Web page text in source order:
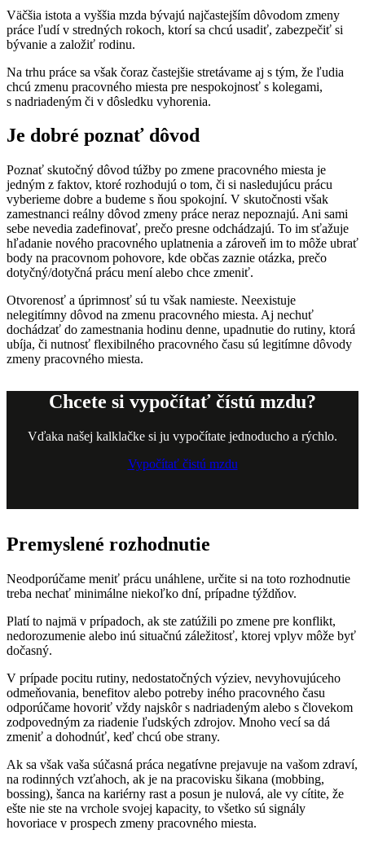
Väčšia istota a vyššia mzda bývajú najčastejším dôvodom zmeny
práce ľudí v stredných rokoch, ktorí sa chcú usadiť, zabezpečiť si
bývanie a založiť rodinu.
Na trhu práce sa však čoraz častejšie stretávame aj s tým, že ľudia
chcú zmenu pracovného miesta pre nespokojnosť s kolegami,
s nadriadeným či v dôsledku vyhorenia.
Je dobré poznať dôvod
Poznať skutočný dôvod túžby po zmene pracovného miesta je
jedným z faktov, ktoré rozhodujú o tom, či si nasledujúcu prácu
vyberieme dobre a budeme s ňou spokojní. V skutočnosti však
zamestnanci reálny dôvod zmeny práce neraz nepoznajú. Ani sami
sebe nevedia zadefinovať, prečo presne odchádzajú. To im sťažuje
hľadanie nového pracovného uplatnenia a zároveň im to môže ubrať
body na pracovnom pohovore, kde občas zaznie otázka, prečo
dotyčný/dotyčná prácu mení alebo chce zmeniť.
Otvorenosť a úprimnosť sú tu však namieste. Neexistuje
nelegitímny dôvod na zmenu pracovného miesta. Aj nechuť
dochádzať do zamestnania hodinu denne, upadnutie do rutiny, ktorá
ubíja, či nutnosť flexibilného pracovného času sú legitímne dôvody
zmeny pracovného miesta.
Chcete si vypočítať čístú mzdu?
Vďaka našej kalklačke si ju vypočítate jednoducho a rýchlo.
Vypočítať čistú mzdu
Premyslené rozhodnutie
Neodporúčame meniť prácu unáhlene, určite si na toto rozhodnutie
treba nechať minimálne niekoľko dní, prípadne týždňov.
Platí to najmä v prípadoch, ak ste zatúžili po zmene pre konflikt,
nedorozumenie alebo inú situačnú záležitosť, ktorej vplyv môže byť
dočasný.
V prípade pocitu rutiny, nedostatočných výziev, nevyhovujúceho
odmeňovania, benefitov alebo potreby iného pracovného času
odporúčame hovoriť vždy najskôr s nadriadeným alebo s človekom
zodpovedným za riadenie ľudských zdrojov. Mnoho vecí sa dá
zmeniť a dohodnúť, keď chcú obe strany.
Ak sa však vaša súčasná práca negatívne prejavuje na vašom zdraví,
na rodinných vzťahoch, ak je na pracovisku šikana (mobbing,
bossing), šanca na kariérny rast a posun je nulová, ale vy cítite, že
ešte nie ste na vrchole svojej kapacity, to všetko sú signály
hovoriace v prospech zmeny pracovného miesta.